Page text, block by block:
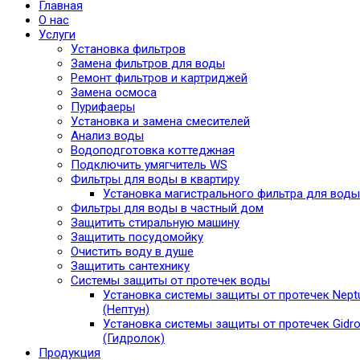
Главная
О нас
Услуги
Установка фильтров
Замена фильтров для воды
Ремонт фильтров и картриджей
Замена осмоса
Пурифаеры
Установка и замена смесителей
Анализ воды
Водоподготовка коттеджная
Подключить умягчитель WS
Фильтры для воды в квартиру
Установка магистрального фильтра для воды
Фильтры для воды в частный дом
Защитить стиральную машину
Защитить посудомойку
Очистить воду в душе
Защитить сантехнику
Системы защиты от протечек воды
Установка системы защиты от протечек
(Нептун)
Установка системы защиты от протечек
(Гидролок)
Продукция